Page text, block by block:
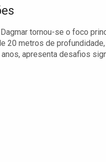
tornou-se o foco
20 metros de
apresenta desafios